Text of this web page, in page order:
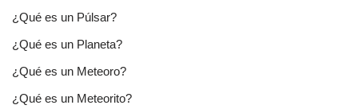
¿Qué es un Púlsar?
¿Qué es un Planeta?
¿Qué es un Meteoro?
¿Qué es un Meteorito?